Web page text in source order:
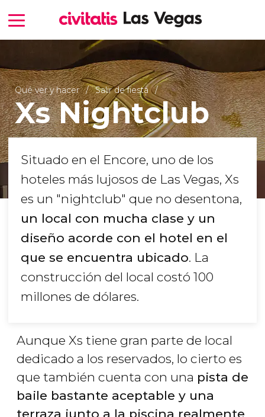
Qué ver y hacer Salir de fiesta
Xs Nightclub
Situado en el Encore, uno de los
hoteles más lujosos de Las Vegas, Xs
es un "nightclub" que no desentona,
un local con mucha clase y un
diseño acorde con el hotel en el
que se encuentra ubicado. La
construcción del local costó 100
millones de dólares.
Aunque Xs tiene gran parte de local
dedicado a los reservados, lo cierto es
que también cuenta con una pista de
baile bastante aceptable y una
terraza junto a la piscina realmente